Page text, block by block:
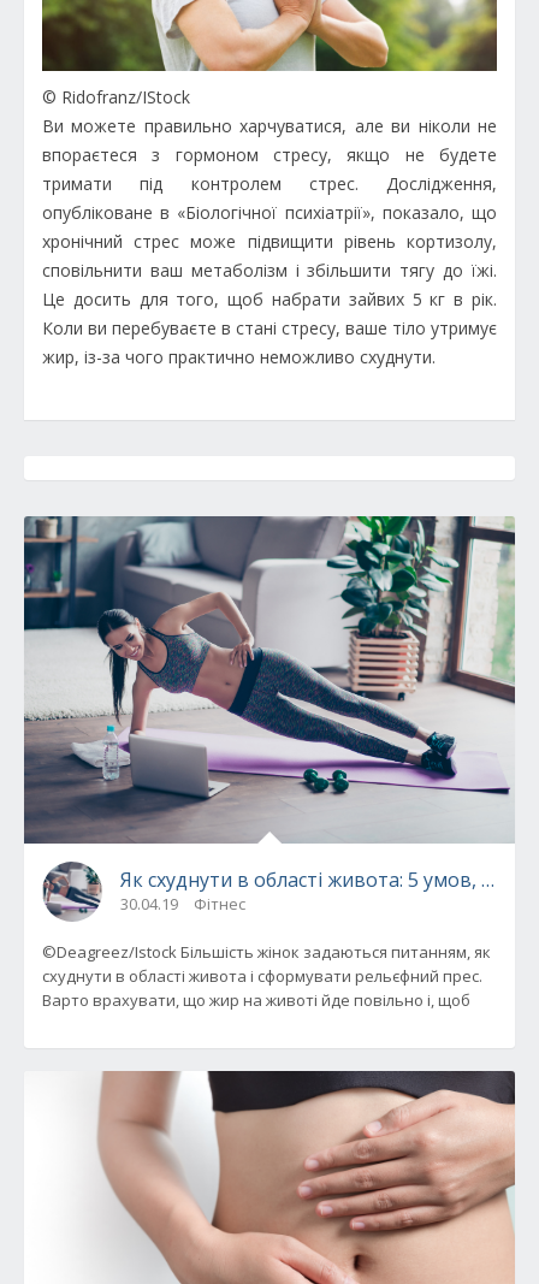
© Ridofranz/IStock
Ви можете правильно харчуватися, але ви ніколи не
впораєтеся з гормоном стресу, якщо не будете
тримати під контролем стрес. Дослідження,
опубліковане в «Біологічної психіатрії», показало, що
хронічний стрес може підвищити рівень кортизолу,
сповільнити ваш метаболізм і збільшити тягу до їжі.
Це досить для того, щоб набрати зайвих 5 кг в рік.
Коли ви перебуваєте в стані стресу, ваше тіло утримує
жир, із-за чого практично неможливо схуднути.
Як схуднути в області живота: 5 умов, без
30.04.19 Фітнес
©Deagreez/Istock Більшість жінок задаються питанням, як
схуднути в області живота і сформувати рельєфний прес.
Варто врахувати, що жир на животі йде повільно і, щоб